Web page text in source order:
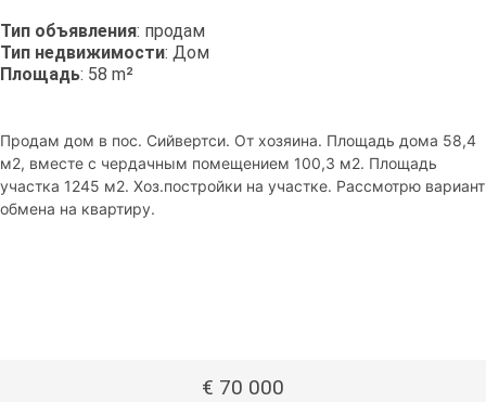
Тип объявления: продам
Тип недвижимости: Дом
Площадь: 58 m²
Продам дом в пос. Сийвертси. От хозяина. Площадь дома 58,4
м2, вместе с чердачным помещением 100,3 м2. Площадь
участка 1245 м2. Хоз.постройки на участке. Рассмотрю вариант
обмена на квартиру.
€ 70 000